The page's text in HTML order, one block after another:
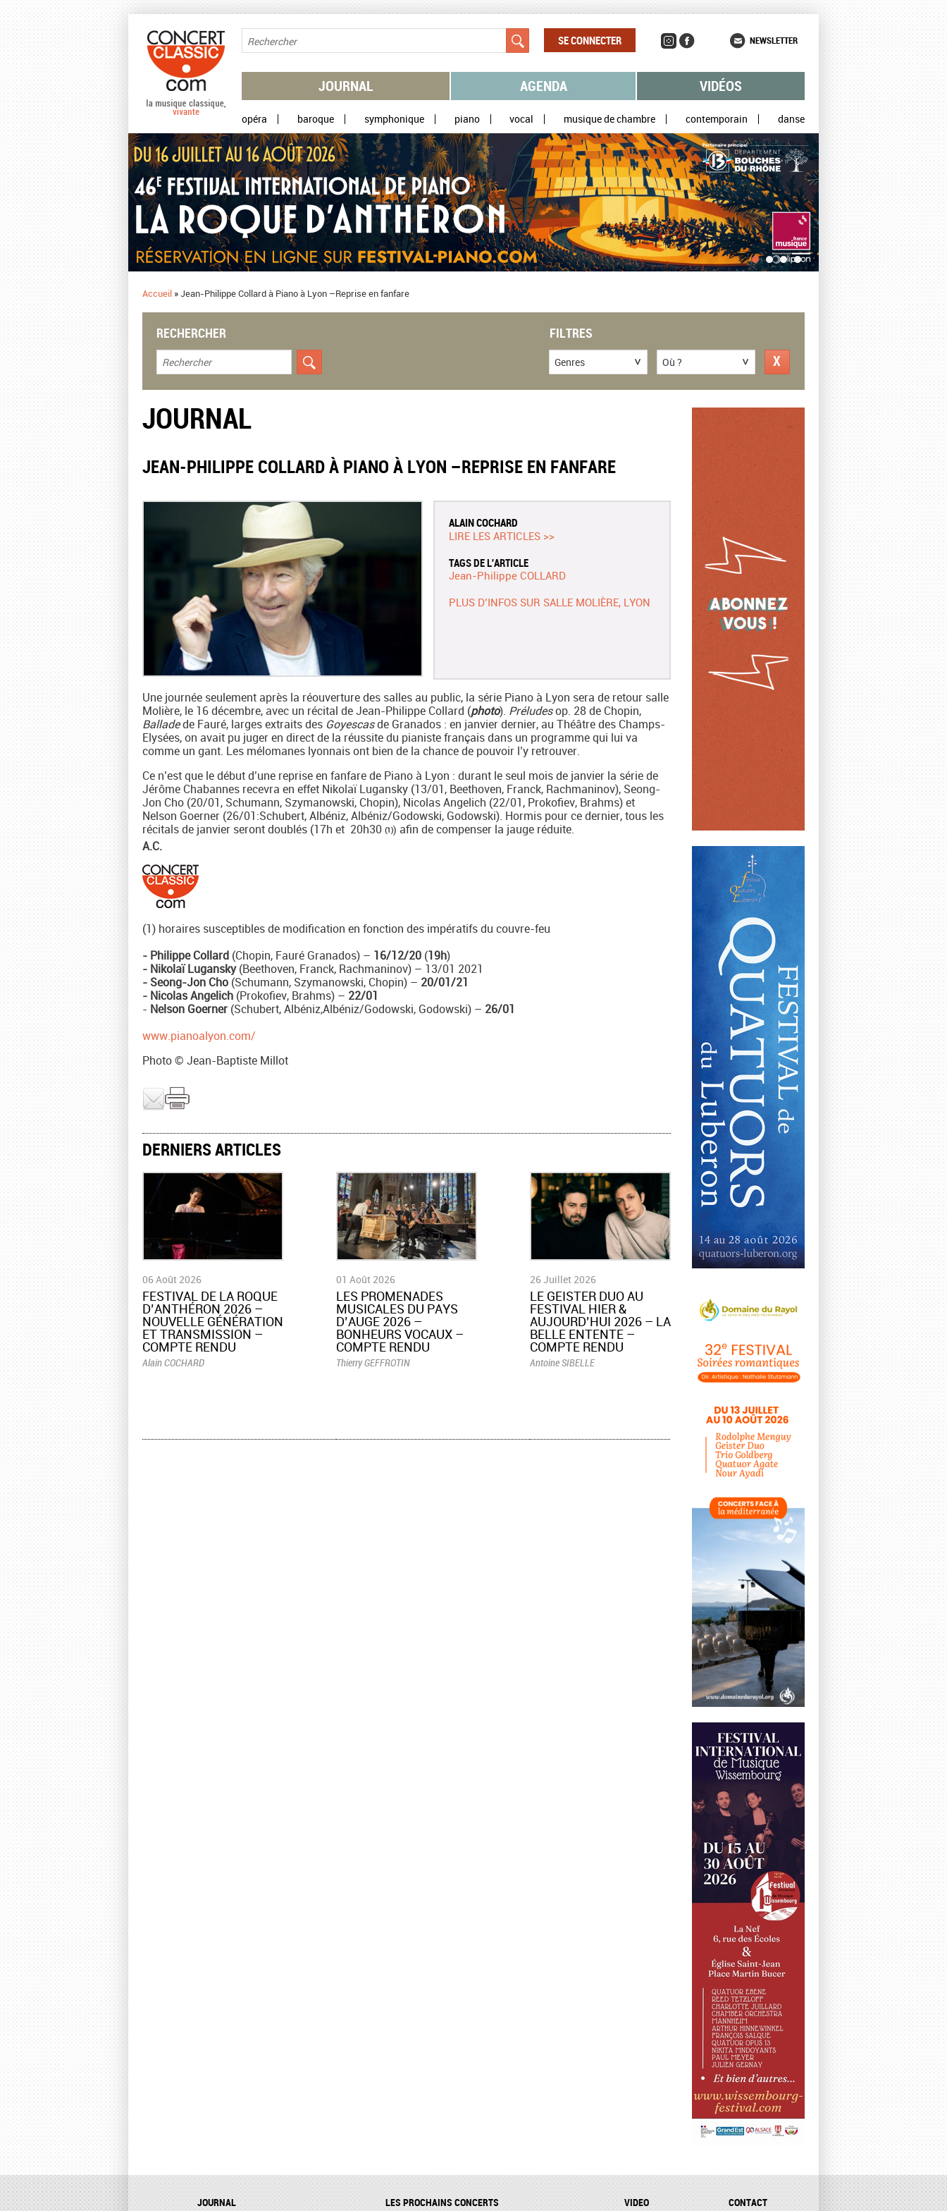
SE CONNECTER NEWSLETTER
JOURNAL AGENDA VIDÉOS
opéra baroque symphonique piano vocal musique de chambre contemporain danse
Accueil »​Jean-Philippe Collard à Piano à Lyon –Reprise en fanfare
RECHERCHER FILTRES
Genres Où ?
JOURNAL
​JEAN-PHILIPPE COLLARD À PIANO À LYON –REPRISE EN FANFARE
ALAIN COCHARD
LIRE LES ARTICLES >>
TAGS DE L'ARTICLE
Jean-Philippe COLLARD
PLUS D’INFOS SUR SALLE MOLIÈRE, LYON
Une journée seulement après la réouverture des salles au public, la série Piano à Lyon sera de retour salle
Molière, le 16 décembre, avec un récital de Jean-Philippe Collard (photo). Préludesop. 28 de Chopin,
Balladede Fauré, larges extraits des Goyescasde Granados : en janvier dernier, au Théâtre des Champs-
Elysées, on avait pu juger en direct de la réussite du pianiste français dans un programme qui lui va
comme un gant. Les mélomanes lyonnais ont bien de la chance de pouvoir l’y retrouver.
Ce n’est que le début d’une reprise en fanfare de Piano à Lyon : durant le seul mois de janvier la série de
Jérôme Chabannes recevra en effet Nikolaï Lugansky (13/01, Beethoven, Franck, Rachmaninov), Seong-
Jon Cho (20/01, Schumann, Szymanowski, Chopin), Nicolas Angelich (22/01, Prokofiev, Brahms) et
Nelson Goerner (26/01:Schubert, Albéniz, Albéniz/Godowski, Godowski). Hormis pour ce dernier, tous les
récitals de janvier seront doublés (17h et 20h30 (1)) afin de compenser la jauge réduite.
A.C.
(1) horaires susceptibles de modification en fonction des impératifs du couvre-feu
- Philippe Collard (Chopin, Fauré Granados) – 16/12/20 (19h)
- Nikolaï Lugansky(Beethoven, Franck, Rachmaninov) – 13/01 2021
- Seong-Jon Cho (Schumann, Szymanowski, Chopin) – 20/01/21
- Nicolas Angelich (Prokofiev, Brahms) – 22/01
- Nelson Goerner (Schubert, Albéniz,Albéniz/Godowski, Godowski) – 26/01
www.pianoalyon.com/
Photo © Jean-Baptiste Millot
DERNIERS ARTICLES
06 Août 2026
​FESTIVAL DE LA ROQUE
D’ANTHÉRON 2026 –
NOUVELLE GÉNÉRATION
ET TRANSMISSION –
COMPTE RENDU
Alain COCHARD
01 Août 2026
LES PROMENADES
MUSICALES DU PAYS
D’AUGE 2026 –
BONHEURS VOCAUX –
COMPTE RENDU
Thierry GEFFROTIN
26 Juillet 2026
LE GEISTER DUO AU
FESTIVAL HIER &
AUJOURD’HUI 2026 – LA
BELLE ENTENTE –
COMPTE RENDU
Antoine SIBELLE
JOURNAL LES PROCHAINS CONCERTS VIDEO CONTACT